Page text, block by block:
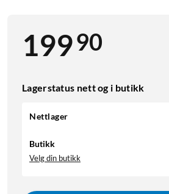
19990
Lagerstatus nett og i butikk
Nettlager
Butikk
Velg din butikk